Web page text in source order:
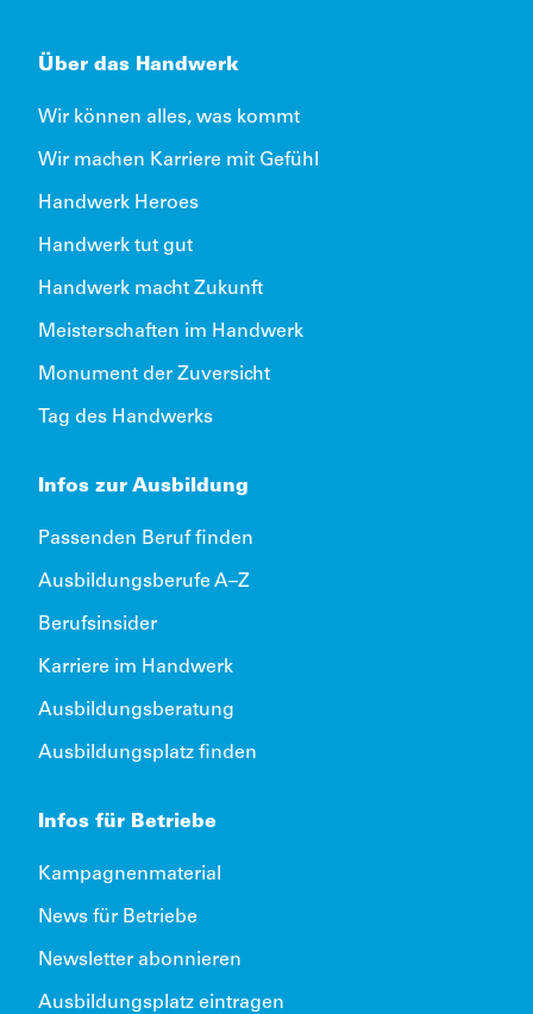
Über das Handwerk
Wir können alles, was kommt
Wir machen Karriere mit Gefühl
Handwerk Heroes
Handwerk tut gut
Handwerk macht Zukunft
Meisterschaften im Handwerk
Monument der Zuversicht
Tag des Handwerks
Infos zur Ausbildung
Passenden Beruf finden
Ausbildungsberufe A–Z
Berufsinsider
Karriere im Handwerk
Ausbildungsberatung
Ausbildungsplatz finden
Infos für Betriebe
Kampagnenmaterial
News für Betriebe
Newsletter abonnieren
Ausbildungsplatz eintragen